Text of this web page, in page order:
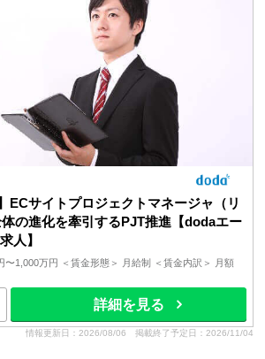
ECサイトプロジェクトマネージャ（リ
の進化を牽引するPJT推進【dodaエー
人】
〜1,000万円 ＜賃金形態＞ 月給制 ＜賃金内訳＞ 月額
625,000円 ＜月給＞...
詳細を見る
情報更新日：2026/08/06 掲載終了予定日：2026/11/04